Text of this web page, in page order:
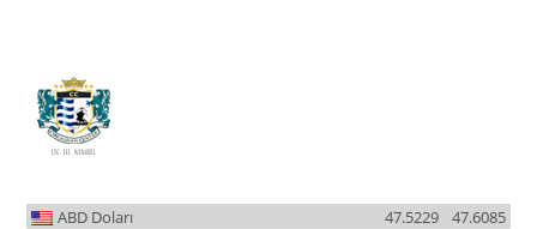
ABD Doları 47.6085
47.5229